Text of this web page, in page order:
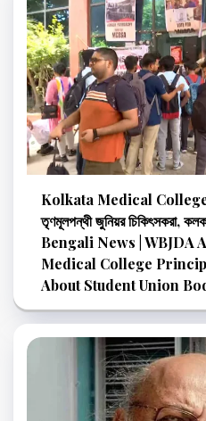
Kolkata Medical College:
তৃণমূলপন্থী জুনিয়র চিকিৎসকরা,
Bengali News | WBJDA
Medical College
About Student Union